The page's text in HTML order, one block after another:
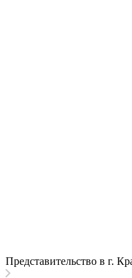
Представительство в г.